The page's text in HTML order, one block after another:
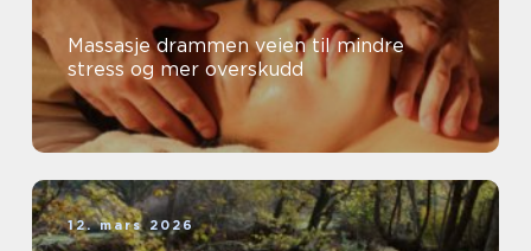
Massasje drammen veien til mindre
stress og mer overskudd
12. mars 2026